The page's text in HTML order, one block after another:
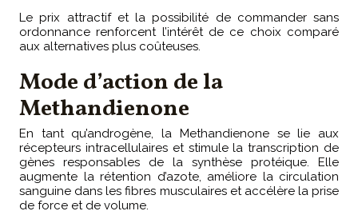
Le prix attractif et la possibilité de commander sans
ordonnance renforcent l’intérêt de ce choix comparé
aux alternatives plus coûteuses.
Mode d’action de la
Methandienone
En tant qu’androgène, la Methandienone se lie aux
récepteurs intracellulaires et stimule la transcription de
gènes responsables de la synthèse protéique. Elle
augmente la rétention d’azote, améliore la circulation
sanguine dans les fibres musculaires et accélère la prise
de force et de volume.